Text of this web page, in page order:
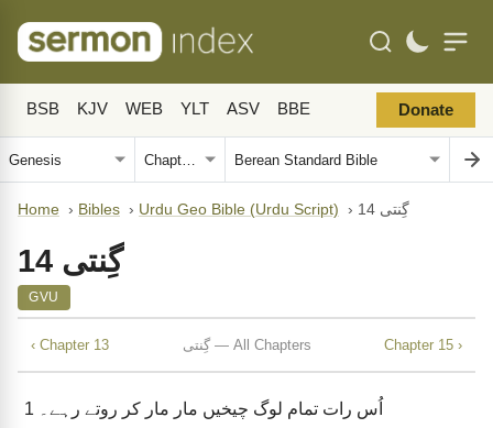
BSB KJV WEB YLT ASV BBE Donate
Home › Bibles › Urdu Geo Bible (Urdu Script) › گِنتی 14
گِنتی 14
GVU
‹ Chapter 13 گِنتی — All Chapters Chapter 15 ›
1 اُس رات تمام لوگ چیخیں مار مار کر روتے رہے۔